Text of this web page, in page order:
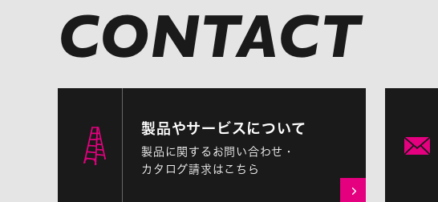
製品やサービスについて
製品に関するお問い合わせ・
カタログ請求はこちら